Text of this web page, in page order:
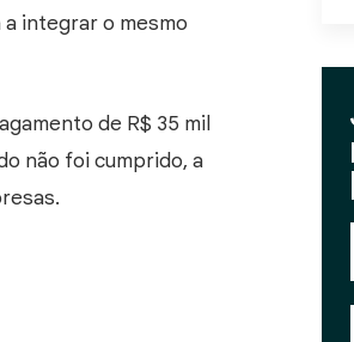
a integrar o mesmo
de R$ 35 mil
não foi cumprido, a